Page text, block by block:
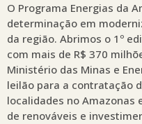
O Programa Energias da
determinação em
da região. Abrimos o 1º
com mais de R$ 370
Ministério das Minas e
leilão para a contratação
localidades no Amazonas
de renováveis e